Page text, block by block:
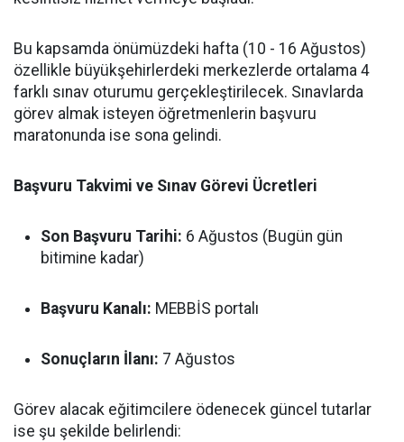
Bu kapsamda önümüzdeki hafta (10 - 16 Ağustos)
özellikle büyükşehirlerdeki merkezlerde ortalama 4
farklı sınav oturumu gerçekleştirilecek. Sınavlarda
görev almak isteyen öğretmenlerin başvuru
maratonunda ise sona gelindi.
Başvuru Takvimi ve Sınav Görevi Ücretleri
Son Başvuru Tarihi: 6 Ağustos (Bugün gün
bitimine kadar)
Başvuru Kanalı: MEBBİS portalı
Sonuçların İlanı: 7 Ağustos
Görev alacak eğitimcilere ödenecek güncel tutarlar
ise şu şekilde belirlendi: